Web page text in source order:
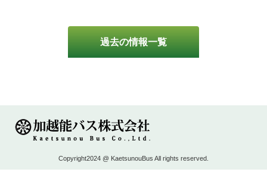
過去の情報一覧
Copyright2024 @ KaetsunouBus All rights reserved.